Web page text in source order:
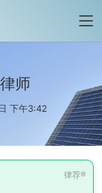
师
下午3:42